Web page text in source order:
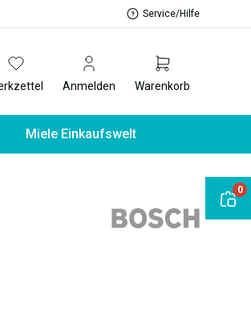
Service/Hilfe
Anmelden Warenkorb
Miele Einkaufswelt
0